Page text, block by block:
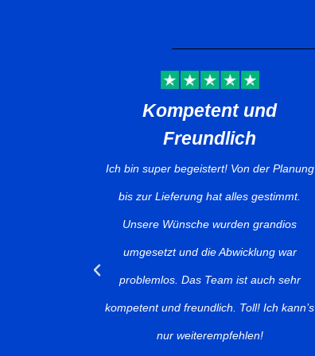
Ich habe den Pool im
Frühjahr bestellt…
Ich habe den Pool im Frühjahr bestellt und
wir haben ihn jetzt erhalten. Das Team war
professionell und die Qualität stimmt. Ich
freue mich schon auf den ersten Sprung
ins Wasser.
Günther